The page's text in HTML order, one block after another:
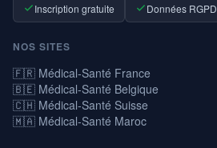
Inscription gratuite Données RGPD
NOS SITES
🇫🇷 Médical-Santé France
🇧🇪 Médical-Santé Belgique
🇨🇭 Médical-Santé Suisse
🇲🇦 Médical-Santé Maroc